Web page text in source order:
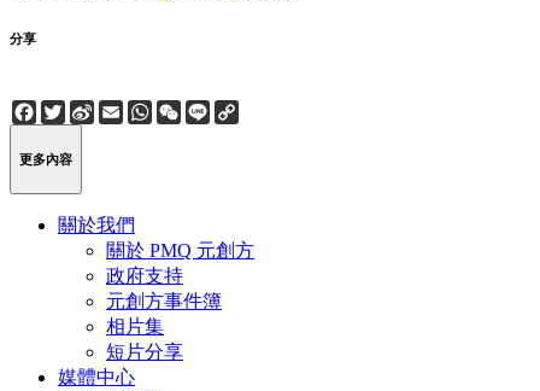
分享
Facebook
Twitter
Sina
Weibo
EmailWhatsApp
WeChat
Line
更多內容
關於我們
關於 PMQ 元創方
政府支持
元創方事件簿
相片集
短片分享
媒體中心